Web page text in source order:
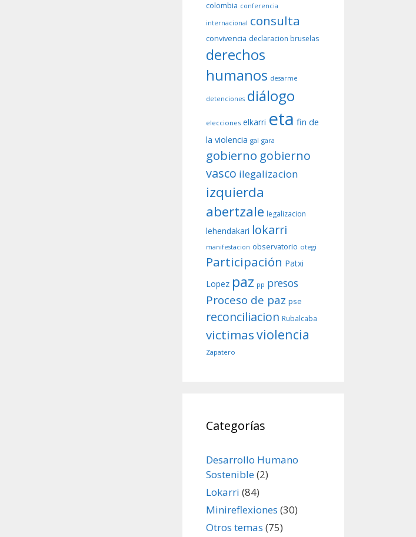
colombia conferencia
internacional consulta
convivencia declaracion bruselas
derechos
humanos desarme
detenciones diálogo
elecciones elkarri eta fin de
la violencia gal gara
gobierno gobierno
vasco ilegalizacion
izquierda
abertzale legalizacion
lehendakari lokarri
manifestacion observatorio otegi
Participación Patxi
Lopez paz pp presos
Proceso de paz pse
reconciliacion Rubalcaba
victimasviolencia
Zapatero
Categorías
Desarrollo Humano
Sostenible(2)
Lokarri (84)
Minireflexiones (30)
Otros temas (75)